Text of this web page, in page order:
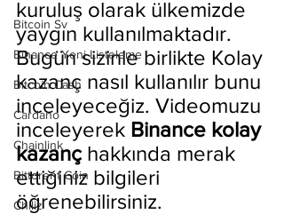
Bitcoin Sv
Binance Yeni Listeleme
Bitcoin Cash
Cardano
Chainlink
Bittorent Coin
Chiliz
kuruluş olarak ülkemizde
yaygın kullanılmaktadır.
Bugün sizinle birlikte Kolay
kazanç nasıl kullanılır bunu
inceleyeceğiz. Videomuzu
inceleyerek Binance kolay
kazanç hakkında merak
ettiğiniz bilgileri
öğrenebilirsiniz.